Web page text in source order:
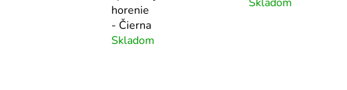
horenie
- Čierna
Skladom